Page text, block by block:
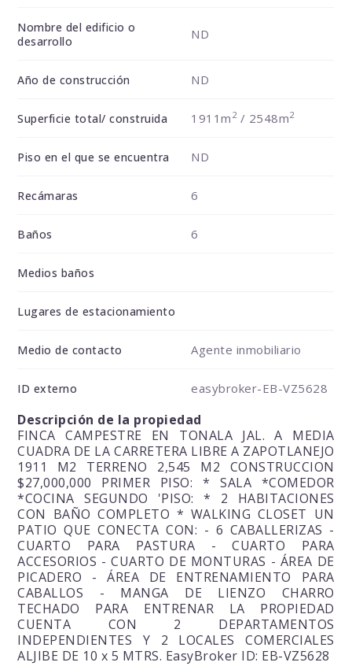
Nombre del edificio o
desarrollo
ND
Año de construcción ND
Superficie total/ construida 1911m 2/ 2548m2
Piso en el que se encuentra ND
Recámaras 6
Baños 6
Medios baños
Lugares de estacionamiento
Medio de contacto Agente inmobiliario
ID externo easybroker-EB-VZ5628
Descripción de la propiedad
FINCA CAMPESTRE EN TONALA JAL. A MEDIA
CUADRA DE LA CARRETERA LIBRE A ZAPOTLANEJO
1911 M2 TERRENO 2,545 M2 CONSTRUCCION
$27,000,000 PRIMER PISO: * SALA *COMEDOR
*COCINA SEGUNDO 'PISO: * 2 HABITACIONES
CON BAÑO COMPLETO * WALKING CLOSET UN
PATIO QUE CONECTA CON: - 6 CABALLERIZAS -
CUARTO PARA PASTURA - CUARTO PARA
ACCESORIOS - CUARTO DE MONTURAS - ÁREA DE
PICADERO - ÁREA DE ENTRENAMIENTO PARA
CABALLOS - MANGA DE LIENZO CHARRO
TECHADO PARA ENTRENAR LA PROPIEDAD
CUENTA CON 2 DEPARTAMENTOS
INDEPENDIENTES Y 2 LOCALES COMERCIALES
ALJIBE DE 10 x 5 MTRS. EasyBroker ID: EB-VZ5628